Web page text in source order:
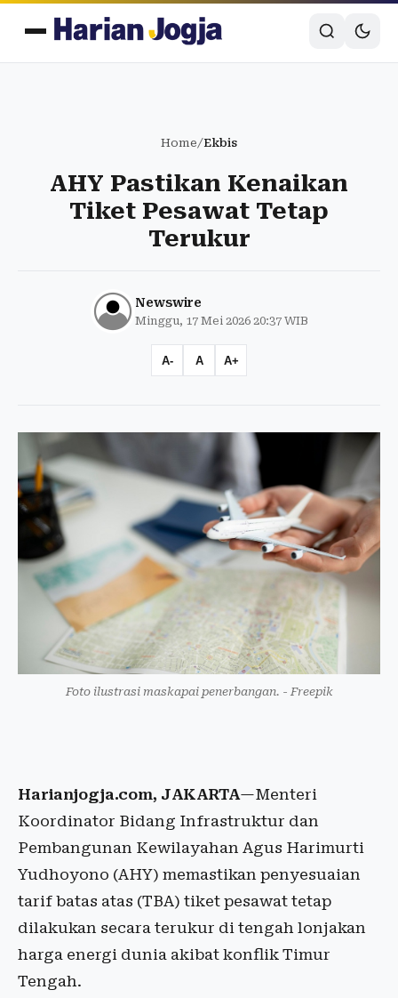
Home/Ekbis
AHY Pastikan Kenaikan
Tiket Pesawat Tetap
Terukur
Newswire
Minggu, 17 Mei 2026 20:37 WIB
A- A A+
Foto ilustrasi maskapai penerbangan. - Freepik
Harianjogja.com, JAKARTA—Menteri
Koordinator Bidang Infrastruktur dan
Pembangunan Kewilayahan Agus Harimurti
Yudhoyono (AHY) memastikan penyesuaian
tarif batas atas (TBA) tiket pesawat tetap
dilakukan secara terukur di tengah lonjakan
harga energi dunia akibat konflik Timur
Tengah.